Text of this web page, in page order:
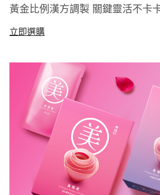
黃金比例漢方調製 關鍵靈活不卡
立即選購